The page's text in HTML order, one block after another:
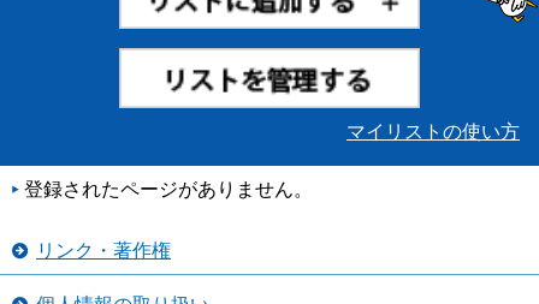
マイリストの使い方
登録されたページがありません。
リンク・著作権